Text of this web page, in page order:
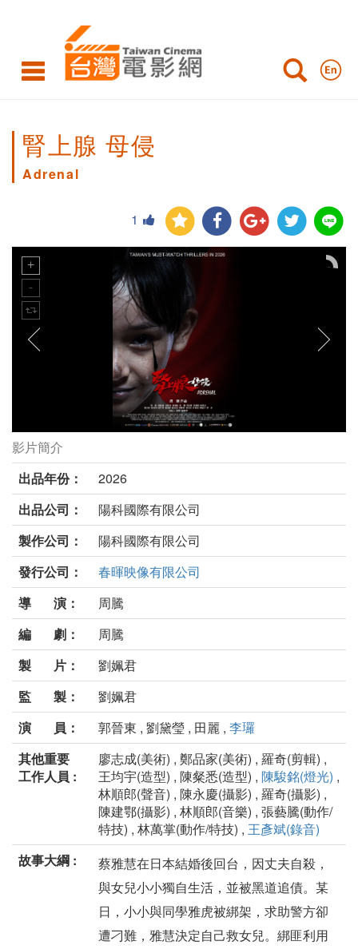
腎上腺 母侵
Adrenal
1
腎上腺 母侵劇照
影片簡介
出品年份：
2026
出品公司：
陽科國際有限公司
製作公司：
陽科國際有限公司
發行公司：
春暉映像有限公司
導 演：
周騰
編 劇：
周騰
製 片：
劉姵君
監 製：
劉姵君
演 員：
郭晉東 , 劉黛瑩 , 田麗 , 李㼈
其他重要
工作人員 :
廖志成(美術) , 鄭品家(美術) , 羅奇(剪輯) ,
王均宇(造型) , 陳粲悉(造型) , 陳駿銘(燈光) ,
林順郎(聲音) , 陳永慶(攝影) , 羅奇(攝影) ,
陳建鄂(攝影) , 林順郎(音樂) , 張藝騰(動作/
特技) , 林萬掌(動作/特技) , 王彥斌(錄音)
故事大綱 :
蔡雅慧在日本結婚後回台，因丈夫自殺，
與女兒小小獨自生活，並被黑道追債。某
日，小小與同學雅虎被綁架，求助警方卻
遭刁難，雅慧決定自己救女兒。綁匪利用